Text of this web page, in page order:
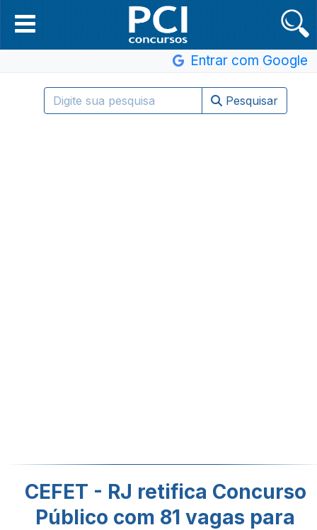
Entrar com Google
Pesquisar
CEFET - RJ retifica Concurso
Público com 81 vagas para